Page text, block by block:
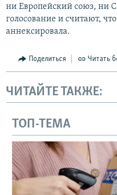
ни Европейский союз, ни
голосование и считают,
аннексировала.
Поделиться Читать
ЧИТАЙТЕ ТАКЖЕ:
ТОП-ТЕМА